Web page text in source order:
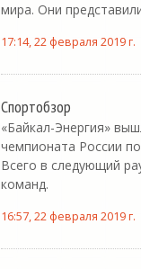
мира. Они
17:14, 22 февраля 2019 г.
Спортобзор
«Байкал-Энергия»
чемпионата России
Всего в следующий
команд.
16:57, 22 февраля 2019 г.